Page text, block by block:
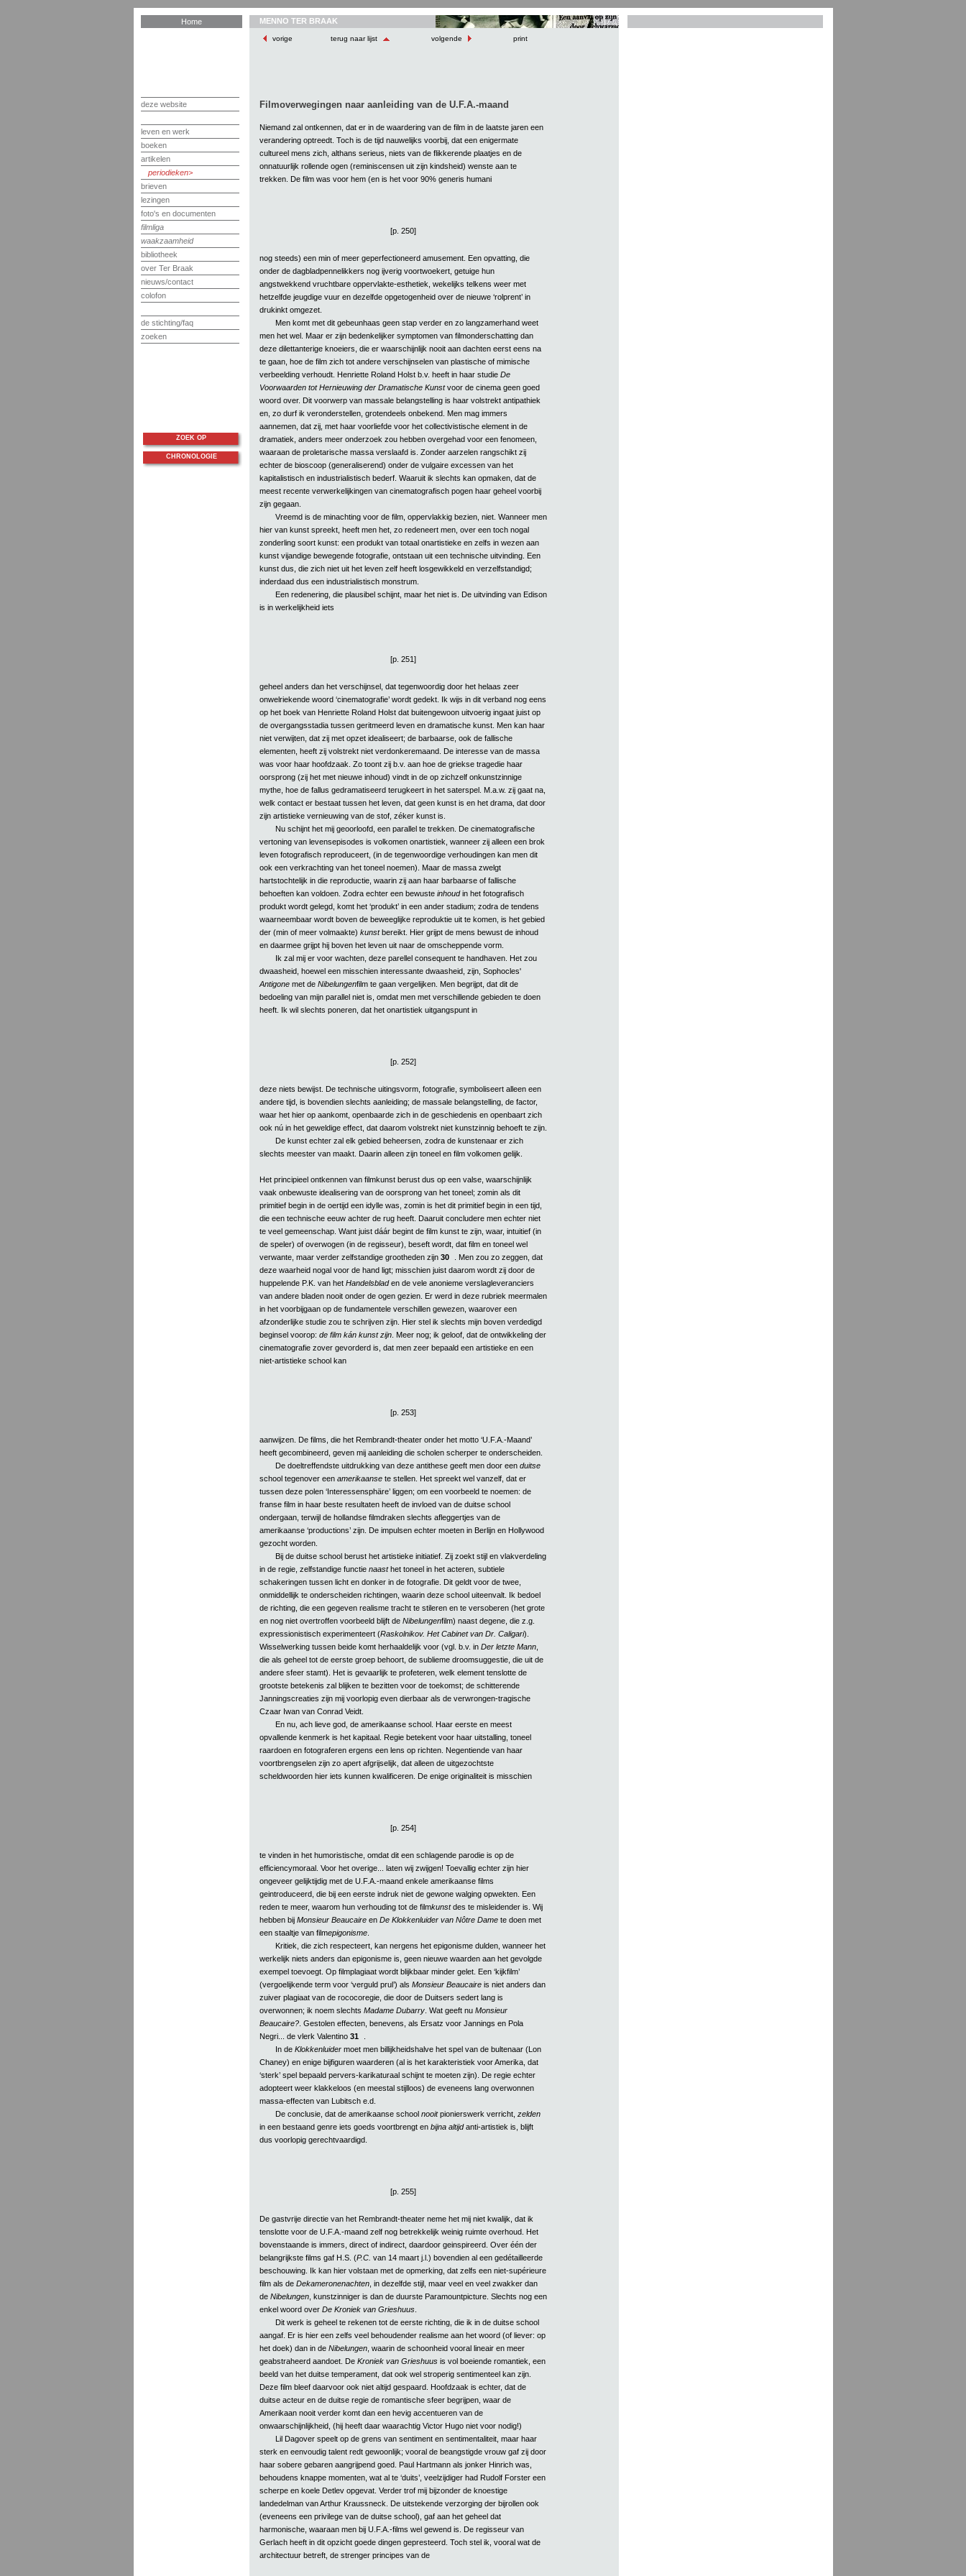
Home
deze website
leven en werk
boeken
artikelen
periodieken
brieven
lezingen
foto's en documenten
filmliga
waakzaamheid
bibliotheek
over Ter Braak
nieuws/contact
colofon
de stichting/faq
zoeken
MENNO TER BRAAK
vorige terug naar lijst volgende print
Filmoverwegingen naar aanleiding van de U.F.A.-maand
Niemand zal ontkennen, dat er in de waardering van de film in de laatste jaren een
verandering optreedt. Toch is de tijd nauwelijks voorbij, dat een enigermate
cultureel mens zich, althans serieus, niets van de flikkerende plaatjes en de
onnatuurlijk rollende ogen (reminiscensen uit zijn kindsheid) wenste aan te
trekken. De film was voor hem (en is het voor 90% generis humani
[p. 250]
nog steeds) een min of meer geperfectioneerd amusement. Een opvatting, die
onder de dagbladpennelikkers nog ijverig voortwoekert, getuige hun
angstwekkend vruchtbare oppervlakte-esthetiek, wekelijks telkens weer met
hetzelfde jeugdige vuur en dezelfde opgetogenheid over de nieuwe ‘rolprent’ in
drukinkt omgezet.
Men komt met dit gebeunhaas geen stap verder en zo langzamerhand weet
men het wel. Maar er zijn bedenkelijker symptomen van filmonderschatting dan
deze dilettanterige knoeiers, die er waarschijnlijk nooit aan dachten eerst eens na
te gaan, hoe de film zich tot andere verschijnselen van plastische of mimische
verbeelding verhoudt. Henriette Roland Holst b.v. heeft in haar studie De
Voorwaarden tot Hernieuwing der Dramatische Kunstvoor de cinema geen goed
woord over. Dit voorwerp van massale belangstelling is haar volstrekt antipathiek
en, zo durf ik veronderstellen, grotendeels onbekend. Men mag immers
aannemen, dat zij, met haar voorliefde voor het collectivistische element in de
dramatiek, anders meer onderzoek zou hebben overgehad voor een fenomeen,
waaraan de proletarische massa verslaafd is. Zonder aarzelen rangschikt zij
echter de bioscoop (generaliserend) onder de vulgaire excessen van het
kapitalistisch en industrialistisch bederf. Waaruit ik slechts kan opmaken, dat de
meest recente verwerkelijkingen van cinematografisch pogen haar geheel voorbij
zijn gegaan.
Vreemd is de minachting voor de film, oppervlakkig bezien, niet. Wanneer men
hier van kunst spreekt, heeft men het, zo redeneert men, over een toch nogal
zonderling soort kunst: een produkt van totaal onartistieke en zelfs in wezen aan
kunst vijandige bewegende fotografie, ontstaan uit een technische uitvinding. Een
kunst dus, die zich niet uit het leven zelf heeft losgewikkeld en verzelfstandigd;
inderdaad dus een industrialistisch monstrum.
Een redenering, die plausibel schijnt, maar het niet is. De uitvinding van Edison
is in werkelijkheid iets
[p. 251]
geheel anders dan het verschijnsel, dat tegenwoordig door het helaas zeer
onwelriekende woord ‘cinematografie’ wordt gedekt. Ik wijs in dit verband nog eens
op het boek van Henriette Roland Holst dat buitengewoon uitvoerig ingaat juist op
de overgangsstadia tussen geritmeerd leven en dramatische kunst. Men kan haar
niet verwijten, dat zij met opzet idealiseert; de barbaarse, ook de fallische
elementen, heeft zij volstrekt niet verdonkeremaand. De interesse van de massa
was voor haar hoofdzaak. Zo toont zij b.v. aan hoe de griekse tragedie haar
oorsprong (zij het met nieuwe inhoud) vindt in de op zichzelf onkunstzinnige
mythe, hoe de fallus gedramatiseerd terugkeert in het saterspel. M.a.w. zij gaat na,
welk contact er bestaat tussen het leven, dat geen kunst is en het drama, dat door
zijn artistieke vernieuwing van de stof, zéker kunst is.
Nu schijnt het mij geoorloofd, een parallel te trekken. De cinematografische
vertoning van levensepisodes is volkomen onartistiek, wanneer zij alleen een brok
leven fotografisch reproduceert, (in de tegenwoordige verhoudingen kan men dit
ook een verkrachting van het toneel noemen). Maar de massa zwelgt
hartstochtelijk in die reproductie, waarin zij aan haar barbaarse of fallische
behoeften kan voldoen. Zodra echter een bewuste inhoudin het fotografisch
produkt wordt gelegd, komt het ‘produkt’ in een ander stadium; zodra de tendens
waarneembaar wordt boven de beweeglijke reproduktie uit te komen, is het gebied
der (min of meer volmaakte) kunstbereikt. Hier grijpt de mens bewust de inhoud
en daarmee grijpt hij boven het leven uit naar de omscheppende vorm.
Ik zal mij er voor wachten, deze parellel consequent te handhaven. Het zou
dwaasheid, hoewel een misschien interessante dwaasheid, zijn, Sophocles'
Antigonemet de Nibelungenfilm te gaan vergelijken. Men begrijpt, dat dit de
bedoeling van mijn parallel niet is, omdat men met verschillende gebieden te doen
heeft. Ik wil slechts poneren, dat het onartistiek uitgangspunt in
[p. 252]
deze niets bewijst. De technische uitingsvorm, fotografie, symboliseert alleen een
andere tijd, is bovendien slechts aanleiding; de massale belangstelling, de factor,
waar het hier op aankomt, openbaarde zich in de geschiedenis en openbaart zich
ook nú in het geweldige effect, dat daarom volstrekt niet kunstzinnig behoeft te zijn.
De kunst echter zal elk gebied beheersen, zodra de kunstenaar er zich
slechts meester van maakt. Daarin alleen zijn toneel en film volkomen gelijk.
Het principieel ontkennen van filmkunst berust dus op een valse, waarschijnlijk
vaak onbewuste idealisering van de oorsprong van het toneel; zomin als dit
primitief begin in de oertijd een idylle was, zomin is het dit primitief begin in een tijd,
die een technische eeuw achter de rug heeft. Daaruit concludere men echter niet
te veel gemeenschap. Want juist dáár begint de film kunst te zijn, waar, intuitief (in
de speler) of overwogen (in de regisseur), beseft wordt, dat film en toneel wel
verwante, maar verder zelfstandige grootheden zijn 30
. Men zou zo zeggen, dat
deze waarheid nogal voor de hand ligt; misschien juist daarom wordt zij door de
huppelende P.K. van het Handelsbladen de vele anonieme verslagleveranciers
van andere bladen nooit onder de ogen gezien. Er werd in deze rubriek meermalen
in het voorbijgaan op de fundamentele verschillen gewezen, waarover een
afzonderlijke studie zou te schrijven zijn. Hier stel ik slechts mijn boven verdedigd
beginsel voorop: de film kán kunst zijn. Meer nog; ik geloof, dat de ontwikkeling der
cinematografie zover gevorderd is, dat men zeer bepaald een artistieke en een
niet-artistieke school kan
[p. 253]
aanwijzen. De films, die het Rembrandt-theater onder het motto ‘U.F.A.-Maand’
heeft gecombineerd, geven mij aanleiding die scholen scherper te onderscheiden.
De doeltreffendste uitdrukking van deze antithese geeft men door een duitse
school tegenover een amerikaansete stellen. Het spreekt wel vanzelf, dat er
tussen deze polen ‘Interessensphäre’ liggen; om een voorbeeld te noemen: de
franse film in haar beste resultaten heeft de invloed van de duitse school
ondergaan, terwijl de hollandse filmdraken slechts afleggertjes van de
amerikaanse ‘productions’ zijn. De impulsen echter moeten in Berlijn en Hollywood
gezocht worden.
Bij de duitse school berust het artistieke initiatief. Zij zoekt stijl en vlakverdeling
in de regie, zelfstandige functie naasthet toneel in het acteren, subtiele
schakeringen tussen licht en donker in de fotografie. Dit geldt voor de twee,
onmiddellijk te onderscheiden richtingen, waarin deze school uiteenvalt. Ik bedoel
de richting, die een gegeven realisme tracht te stileren en te versoberen (het grote
en nog niet overtroffen voorbeeld blijft de Nibelungenfilm) naast degene, die z.g.
expressionistisch experimenteert (Raskolnikov. Het Cabinet van Dr. Caligari).
Wisselwerking tussen beide komt herhaaldelijk voor (vgl. b.v. in Der letzte Mann,
die als geheel tot de eerste groep behoort, de sublieme droomsuggestie, die uit de
andere sfeer stamt). Het is gevaarlijk te profeteren, welk element tenslotte de
grootste betekenis zal blijken te bezitten voor de toekomst; de schitterende
Janningscreaties zijn mij voorlopig even dierbaar als de verwrongen-tragische
Czaar Iwan van Conrad Veidt.
En nu, ach lieve god, de amerikaanse school. Haar eerste en meest
opvallende kenmerk is het kapitaal. Regie betekent voor haar uitstalling, toneel
raardoen en fotograferen ergens een lens op richten. Negentiende van haar
voortbrengselen zijn zo apert afgrijselijk, dat alleen de uitgezochtste
scheldwoorden hier iets kunnen kwalificeren. De enige originaliteit is misschien
[p. 254]
te vinden in het humoristische, omdat dit een schlagende parodie is op de
efficiencymoraal. Voor het overige... laten wij zwijgen! Toevallig echter zijn hier
ongeveer gelijktijdig met de U.F.A.-maand enkele amerikaanse films
geintroduceerd, die bij een eerste indruk niet de gewone walging opwekten. Een
reden te meer, waarom hun verhouding tot de filmkunstdes te misleidender is. Wij
hebben bij Monsieur Beaucaireen De Klokkenluider van Nôtre Damete doen met
een staaltje van filmepigonisme.
Kritiek, die zich respecteert, kan nergens het epigonisme dulden, wanneer het
werkelijk niets anders dan epigonisme is, geen nieuwe waarden aan het gevolgde
exempel toevoegt. Op filmplagiaat wordt blijkbaar minder gelet. Een ‘kijkfilm’
(vergoelijkende term voor ‘verguld prul’) als Monsieur Beaucaireis niet anders dan
zuiver plagiaat van de rococoregie, die door de Duitsers sedert lang is
overwonnen; ik noem slechts Madame Dubarry. Wat geeft nu Monsieur
Beaucaire?. Gestolen effecten, benevens, als Ersatz voor Jannings en Pola
Negri... de vlerk Valentino 31
In de Klokkenluidermoet men billijkheidshalve het spel van de bultenaar (Lon
Chaney) en enige bijfiguren waarderen (al is het karakteristiek voor Amerika, dat
‘sterk’ spel bepaald pervers-karikaturaal schijnt te moeten zijn). De regie echter
adopteert weer klakkeloos (en meestal stijlloos) de eveneens lang overwonnen
massa-effecten van Lubitsch e.d.
De conclusie, dat de amerikaanse school nooitpionierswerk verricht, zelden
in een bestaand genre iets goeds voortbrengt en bijna altijdanti-artistiek is, blijft
dus voorlopig gerechtvaardigd.
[p. 255]
De gastvrije directie van het Rembrandt-theater neme het mij niet kwalijk, dat ik
tenslotte voor de U.F.A.-maand zelf nog betrekkelijk weinig ruimte overhoud. Het
bovenstaande is immers, direct of indirect, daardoor geinspireerd. Over één der
belangrijkste films gaf H.S. (P.C. van 14 maart j.l.) bovendien al een gedétailleerde
beschouwing. Ik kan hier volstaan met de opmerking, dat zelfs een niet-supérieure
film als de Dekameronenachten, in dezelfde stijl, maar veel en veel zwakker dan
de Nibelungen, kunstzinniger is dan de duurste Paramountpicture. Slechts nog een
enkel woord over De Kroniek van Grieshuus.
Dit werk is geheel te rekenen tot de eerste richting, die ik in de duitse school
aangaf. Er is hier een zelfs veel behoudender realisme aan het woord (of liever: op
het doek) dan in de Nibelungen, waarin de schoonheid vooral lineair en meer
geabstraheerd aandoet. De Kroniek van Grieshuusis vol boeiende romantiek, een
beeld van het duitse temperament, dat ook wel stroperig sentimenteel kan zijn.
Deze film bleef daarvoor ook niet altijd gespaard. Hoofdzaak is echter, dat de
duitse acteur en de duitse regie de romantische sfeer begrijpen, waar de
Amerikaan nooit verder komt dan een hevig accentueren van de
onwaarschijnlijkheid, (hij heeft daar waarachtig Victor Hugo niet voor nodig!)
Lil Dagover speelt op de grens van sentiment en sentimentaliteit, maar haar
sterk en eenvoudig talent redt gewoonlijk; vooral de beangstigde vrouw gaf zij door
haar sobere gebaren aangrijpend goed. Paul Hartmann als jonker Hinrich was,
behoudens knappe momenten, wat al te ‘duits’, veelzijdiger had Rudolf Forster een
scherpe en koele Detlev opgevat. Verder trof mij bijzonder de knoestige
landedelman van Arthur Kraussneck. De uitstekende verzorging der bijrollen ook
(eveneens een privilege van de duitse school), gaf aan het geheel dat
harmonische, waaraan men bij U.F.A.-films wel gewend is. De regisseur van
Gerlach heeft in dit opzicht goede dingen gepresteerd. Toch stel ik, vooral wat de
architectuur betreft, de strenger principes van de
ZOEK OP
CHRONOLOGIE